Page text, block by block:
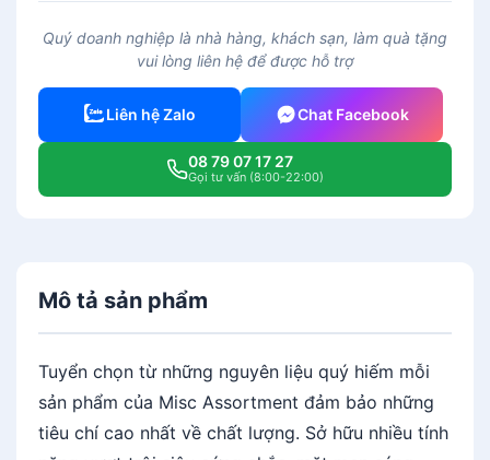
M
t
N
ă
e
n
N
ọ
c
Quý doanh nghiệp là nhà hàng, khách sạn, làm quà tặng
vui lòng liên hệ để được hỗ trợ
Liên hệ Zalo Chat Facebook
08 79 07 17 27
Gọi tư vấn (8:00-22:00)
Mô tả sản phẩm
Tuyển chọn từ những nguyên liệu quý hiếm mỗi
sản phẩm của Misc Assortment đảm bảo những
tiêu chí cao nhất về chất lượng. Sở hữu nhiều tính